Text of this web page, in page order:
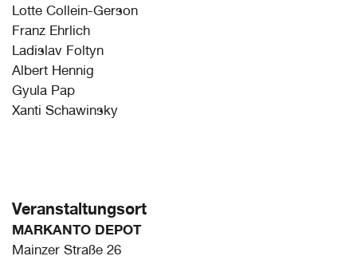
Lotte Collein-Gerson
Franz Ehrlich
Ladislav Foltyn
Albert Hennig
Gyula Pap
Xanti Schawinsky
Veranstaltungsort
MARKANTO DEPOT
Mainzer Straße 26